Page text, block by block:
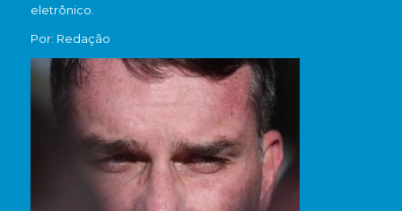
eletrônico.
Por: Redação